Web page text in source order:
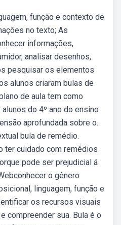
função e contexto de
no texto; As
informações,
analisar desenhos,
pesquisar os elementos
alunos criaram bulas de
de aula tem como
do 4º ano do ensino
aprofundada sobre o.
bula de remédio.
ter cuidado com remédios
pode ser prejudicial á
o gênero
linguagem, função e
os recursos visuais
compreender sua. Bula é o